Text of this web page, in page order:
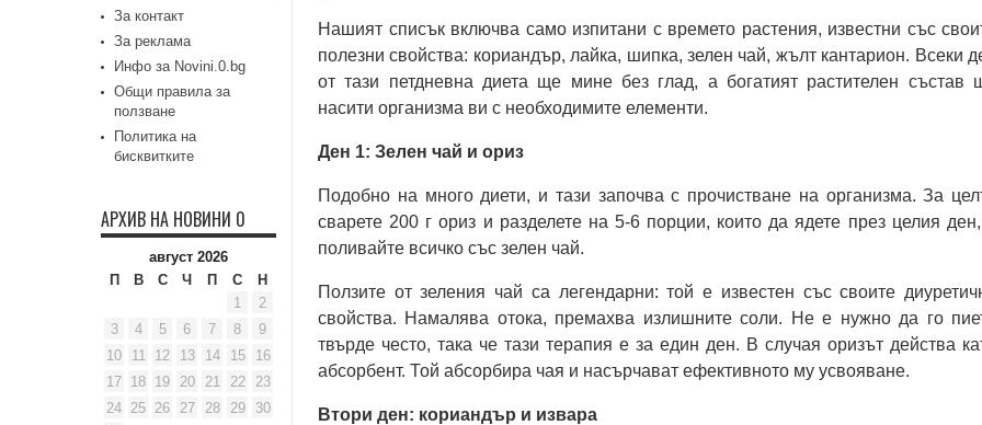
Нашият списък включва само изпитани с времето растения, известни със
полезни свойства: кориандър, лайка, шипка, зелен чай, жълт кантарион. Всеки
от тази петдневна диета ще мине без глад, а богатият растителен състав
насити организма ви с необходимите елементи.
Ден 1: Зелен чай и ориз
Подобно на много диети, и тази започва с прочистване на организма. За
сварете 200 г ориз и разделете на 5-6 порции, които да ядете през целия
поливайте всичко със зелен чай.
Ползите от зеления чай са легендарни: той е известен със своите
свойства. Намалява отока, премахва излишните соли. Не е нужно да го
твърде често, така че тази терапия е за един ден. В случая оризът действа
абсорбент. Той абсорбира чая и насърчават ефективното му усвояване.
Втори ден: кориандър и извара
За контакт
За реклама
Инфо за Novini.0.bg
Общи правила за
ползване
Политика на
бисквитките
АРХИВ НА НОВИНИ 0
август 2026
П
В С Ч П С
Н
1
2
3
4 5 6 7 8
9
10
11 12 13 14 15
16
17 18 19 20 21 22
23
24 25 26 27 28 29
30